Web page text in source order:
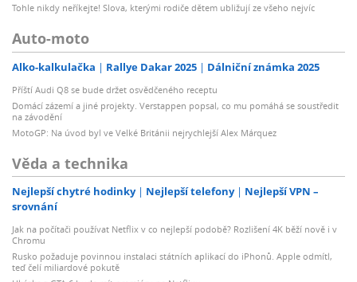
Tohle nikdy neříkejte! Slova, kterými rodiče dětem ubližují ze všeho nejvíc
Auto-moto
Alko-kalkulačka Rallye Dakar 2025 Dálniční známka 2025
Příští Audi Q8 se bude držet osvědčeného receptu
Domácí zázemí a jiné projekty. Verstappen popsal, co mu pomáhá se soustředit
na závodění
MotoGP: Na úvod byl ve Velké Británii nejrychlejší Alex Márquez
Věda a technika
Nejlepší chytré hodinky Nejlepší telefony
Nejlepší VPN –
srovnání
Jak na počítači používat Netflix v co nejlepší podobě? Rozlišení 4K běží nově i v
Chromu
Rusko požaduje povinnou instalaci státních aplikací do iPhonů. Apple odmítl,
teď čelí miliardové pokutě